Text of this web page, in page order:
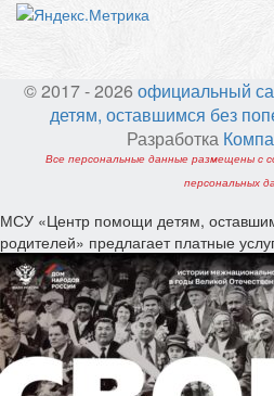
© 2017 - 2026 официальный
детям, оставшимся без
Разработка
Все персональные данные размещены с
персональных
МСУ «Центр помощи детям,
родителей» предлагает платные